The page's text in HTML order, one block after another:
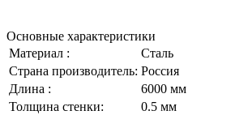
Основные характеристики
Материал :
Сталь
Страна производитель: Россия
Длина :
6000 мм
Толщина стенки:
0.5 мм